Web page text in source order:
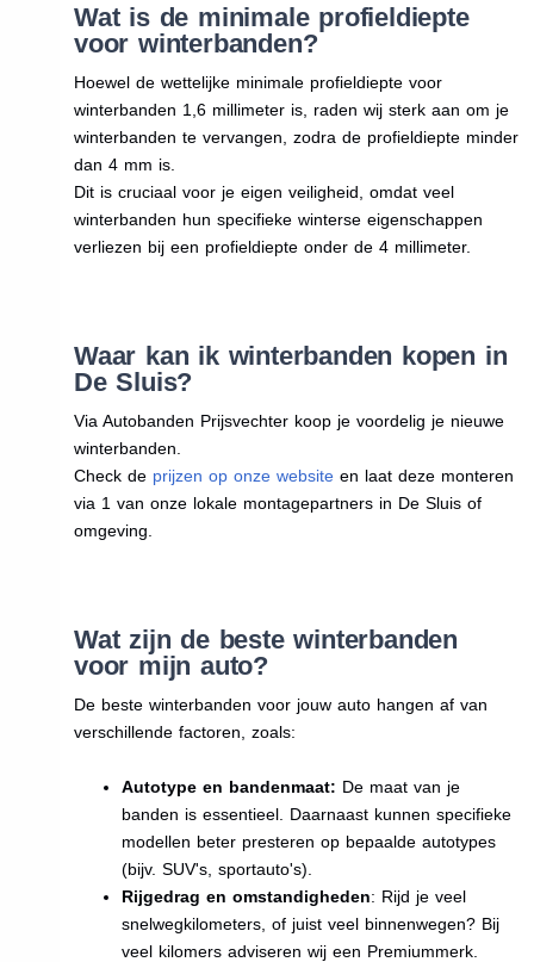
Wat is de minimale profieldiepte
voor winterbanden?
Hoewel de wettelijke minimale profieldiepte voor
winterbanden 1,6 millimeter is, raden wij sterk aan om je
winterbanden te vervangen, zodra de profieldiepte minder
dan 4 mm is.
Dit is cruciaal voor je eigen veiligheid, omdat veel
winterbanden hun specifieke winterse eigenschappen
verliezen bij een profieldiepte onder de 4 millimeter.
Waar kan ik winterbanden kopen in
De Sluis?
Via Autobanden Prijsvechter koop je voordelig je nieuwe
winterbanden.
Check de prijzen op onze websiteen laat deze monteren
via 1 van onze lokale montagepartners in De Sluis of
omgeving.
Wat zijn de beste winterbanden
voor mijn auto?
De beste winterbanden voor jouw auto hangen af van
verschillende factoren, zoals:
Autotype en bandenmaat: De maat van je
banden is essentieel. Daarnaast kunnen specifieke
modellen beter presteren op bepaalde autotypes
(bijv. SUV's, sportauto's).
Rijgedrag en omstandigheden: Rijd je veel
snelwegkilometers, of juist veel binnenwegen? Bij
veel kilomers adviseren wij een Premiummerk.